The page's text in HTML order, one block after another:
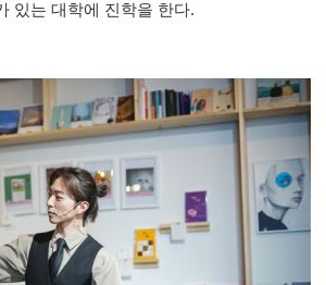
있는 대학에 진학을 한다.